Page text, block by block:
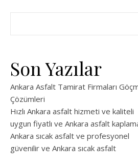
Son Yazılar
Ankara Asfalt Tamirat Firmaları
Çözümleri
Hızlı Ankara asfalt hizmeti ve kaliteli
uygun fiyatlı ve Ankara asfalt
Ankara sıcak asfalt ve profesyonel
güvenilir ve Ankara sıcak asfalt